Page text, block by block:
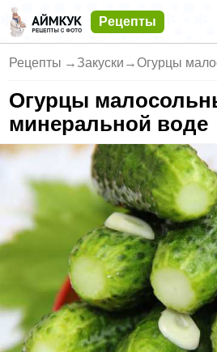
Рецепты
Рецепты → Закуски →Огурцы
Огурцы
минеральной воде